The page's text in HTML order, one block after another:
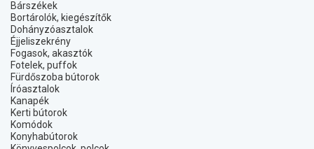
Bárszékek
Bortárolók, kiegészítők
Dohányzóasztalok
Éjjeliszekrény
Fogasok, akasztók
Fotelek, puffok
Fürdőszoba bútorok
Íróasztalok
Kanapék
Kerti bútorok
Komódok
Konyhabútorok